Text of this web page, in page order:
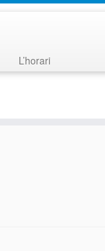
L’horari